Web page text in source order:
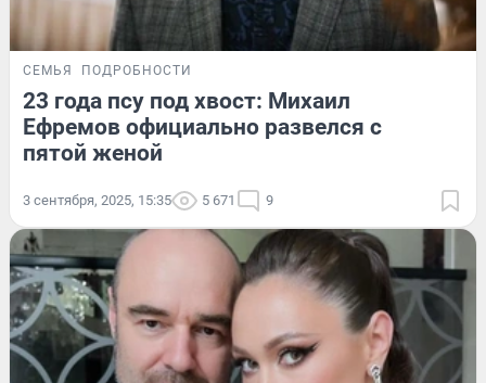
СЕМЬЯ ПОДРОБНОСТИ
23 года псу под хвост: Михаил
Ефремов официально развелся с
пятой женой
3 сентября, 2025, 15:35 5 671 9